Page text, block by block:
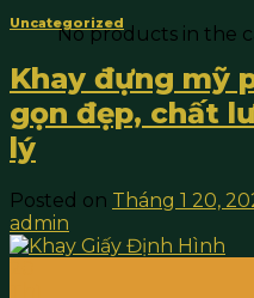
No products in the
Uncategorized
Khay đựng mỹ
gọn đẹp, chất
lý
Posted on Tháng 1 20,
admin